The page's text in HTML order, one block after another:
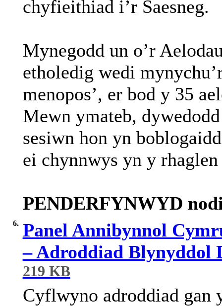
chyfieithiad i’r Saesneg.
Mynegodd un o’r
etholedig wedi
menopos’, er bod y 35
Mewn ymateb, dywedodd
sesiwn hon yn boblogaidd
ei chynnwys yn y rhaglen
PENDERFYNWYD
6. Panel Annibynnol
– Adroddiad Blynyddol
219 KB
Cyflwyno adroddiad gan